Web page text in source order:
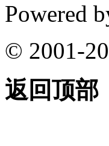
Powered
© 2001-
返回顶部